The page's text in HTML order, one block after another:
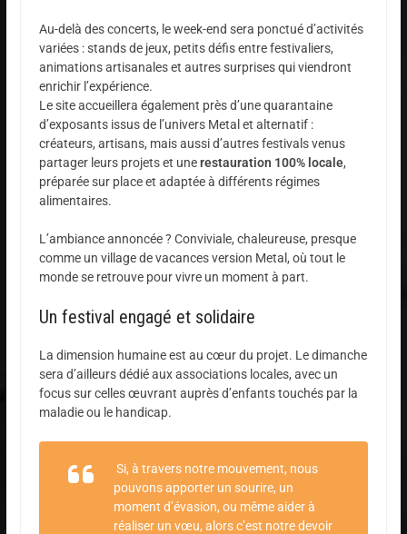
Au-delà des concerts, le week-end sera ponctué d’activités
variées : stands de jeux, petits défis entre festivaliers,
animations artisanales et autres surprises qui viendront
enrichir l’expérience.
Le site accueillera également près d’une quarantaine
d’exposants issus de l’univers Metal et alternatif :
créateurs, artisans, mais aussi d’autres festivals venus
partager leurs projets et unerestauration 100% locale,
préparée sur place et adaptée à différents régimes
alimentaires.
L’ambiance annoncée ? Conviviale, chaleureuse, presque
comme un village de vacances version Metal, où tout le
monde se retrouve pour vivre un moment à part.
Un festival engagé et solidaire
La dimension humaine est au cœur du projet. Le dimanche
sera d’ailleurs dédié aux associations locales, avec un
focus sur celles œuvrant auprès d’enfants touchés par la
maladie ou le handicap.
Si, à travers notre mouvement, nous
pouvons apporter un sourire, un
moment d’évasion, ou même aider à
réaliser un vœu, alors c’est notre devoir